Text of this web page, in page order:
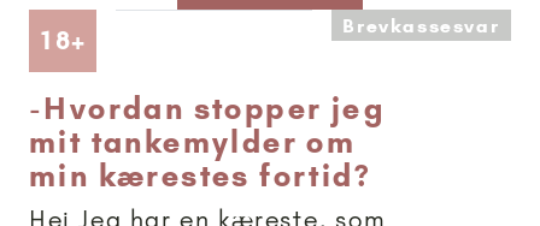
18+ Artikler anbefalet til 18+Brevkassesvar
-Hvordan stopper jeg
mit tankemylder om
min kærestes fortid?
Hej Jeg har en kæreste, som